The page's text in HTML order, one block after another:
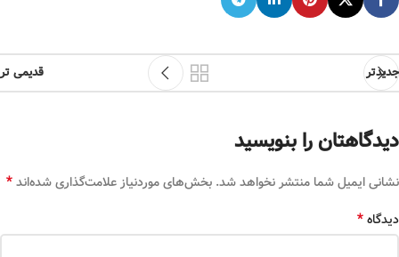
جدیدتر قدیمی تر
دیدگاهتان را بنویسید
نشانی ایمیل شما منتشر نخواهد شد. بخش‌های موردنیاز علامت‌گذاری شده‌اند*
دیدگاه*